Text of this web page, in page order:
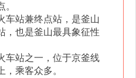
车站兼终点站，是釜山
，也是釜山最具象征性
车站之一，位于京釜线
，乘客众多。